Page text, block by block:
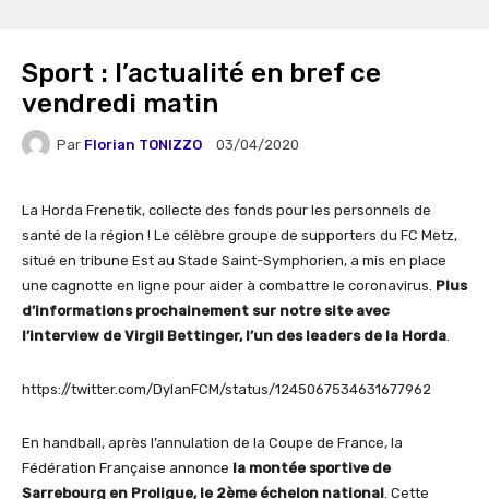
Sport : l’actualité en bref ce
vendredi matin
Par Florian TONIZZO 03/04/2020
La Horda Frenetik, collecte des fonds pour les personnels de
santé de la région ! Le célèbre groupe de supporters du FC Metz,
situé en tribune Est au Stade Saint-Symphorien, a mis en place
une cagnotte en ligne pour aider à combattre le coronavirus. Plus
d’informations prochainement sur notre site avec
l’interview de Virgil Bettinger, l’un des leaders de la Horda.
https://twitter.com/DylanFCM/status/1245067534631677962
En handball, après l’annulation de la Coupe de France, la
Fédération Française annonce la montée sportive de
Sarrebourg en Proligue, le 2ème échelon national. Cette